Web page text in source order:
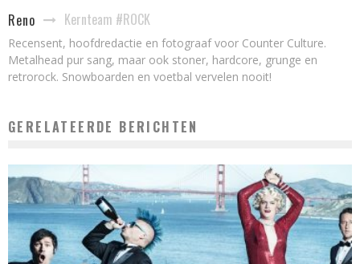
Reno Kernteam #ROCK
Recensent, hoofdredactie en fotograaf voor Counter Culture.
Metalhead pur sang, maar ook stoner, hardcore, grunge en
retrorock. Snowboarden en voetbal vervelen nooit!
GERELATEERDE BERICHTEN